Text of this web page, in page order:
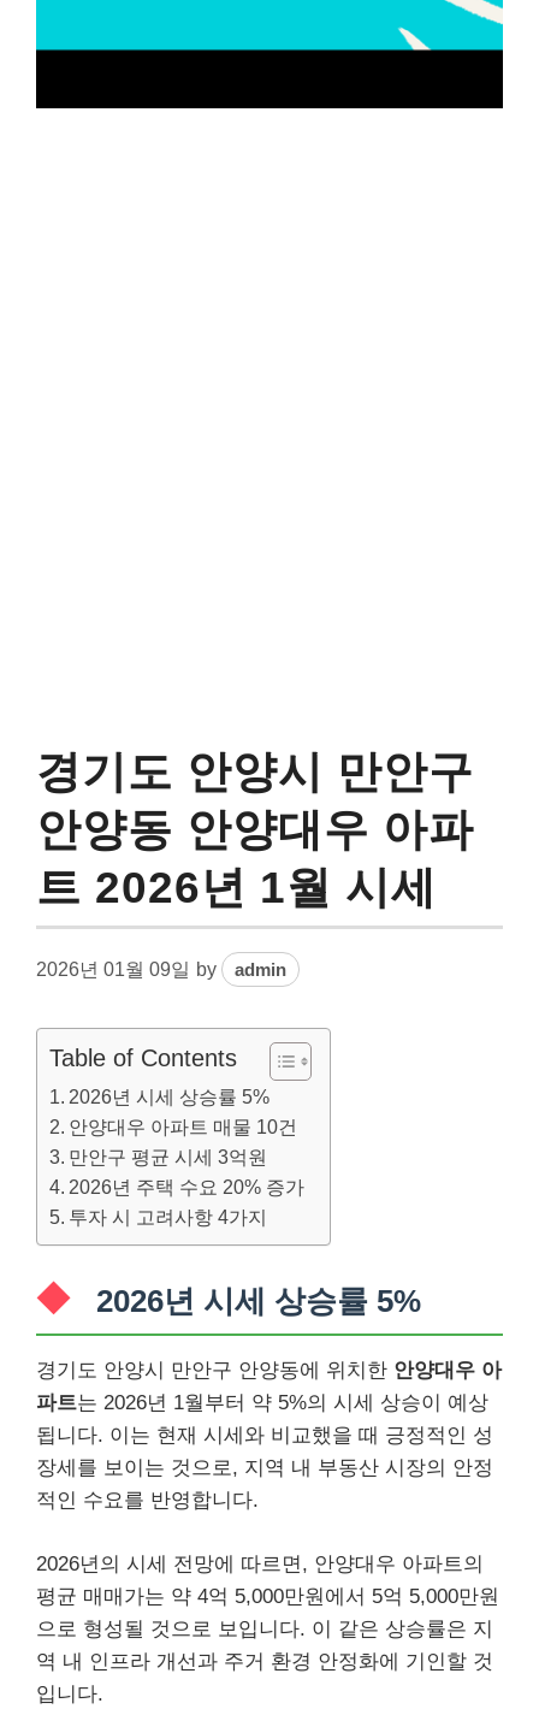
경기도 안양시 만안구
안양동 안양대우 아파
트 2026년 1월 시세
2026년 01월 09일 by admin
Table of Contents
2026년 시세 상승률 5%
안양대우 아파트 매물 10건
만안구 평균 시세 3억원
2026년 주택 수요 20% 증가
투자 시 고려사항 4가지
2026년 시세 상승률 5%
경기도 안양시 만안구 안양동에 위치한 안양대우 아
파트는 2026년 1월부터 약 5%의 시세 상승이 예상
됩니다. 이는 현재 시세와 비교했을 때 긍정적인 성
장세를 보이는 것으로, 지역 내 부동산 시장의 안정
적인 수요를 반영합니다.
2026년의 시세 전망에 따르면, 안양대우 아파트의
평균 매매가는 약 4억 5,000만원에서 5억 5,000만원
으로 형성될 것으로 보입니다. 이 같은 상승률은 지
역 내 인프라 개선과 주거 환경 안정화에 기인할 것
입니다.